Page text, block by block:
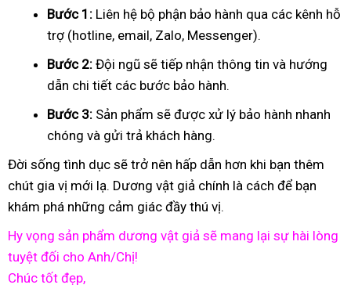
Bước 1: Liên hệ bộ phận bảo hành qua các kênh hỗ
trợ (hotline, email, Zalo, Messenger).
Bước 2: Đội ngũ sẽ tiếp nhận thông tin và hướng
dẫn chi tiết các bước bảo hành.
Bước 3: Sản phẩm sẽ được xử lý bảo hành nhanh
chóng và gửi trả khách hàng.
Đời sống tình dục sẽ trở nên hấp dẫn hơn khi bạn thêm
chút gia vị mới lạ. Dương vật giả chính là cách để bạn
khám phá những cảm giác đầy thú vị.
Hy vọng sản phẩm dương vật giả sẽ mang lại sự hài lòng
tuyệt đối cho Anh/Chị!
Chúc tốt đẹp,